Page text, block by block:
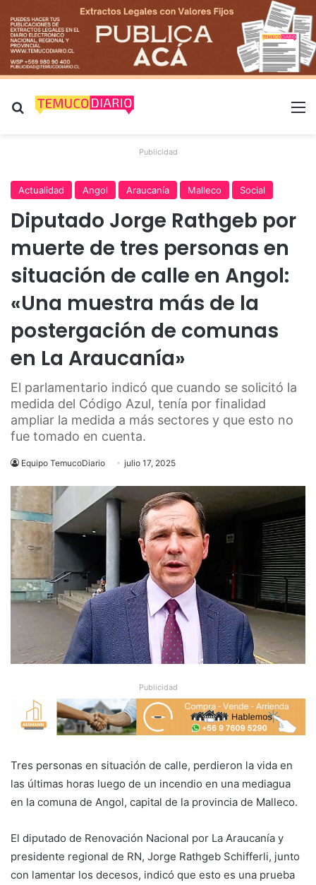
Buscar por
Publicidad
Actualidad Angol Araucanía Malleco Social
Diputado Jorge Rathgeb por
muerte de tres personas en
situación de calle en Angol:
«Una muestra más de la
postergación de comunas
en La Araucanía»
El parlamentario indicó que cuando se solicitó la
medida del Código Azul, tenía por finalidad
ampliar la medida a más sectores y que esto no
fue tomado en cuenta.
Equipo TemucoDiario julio 17, 2025
Publicidad
Tres personas en situación de calle, perdieron la vida en
las últimas horas luego de un incendio en una mediagua
en la comuna de Angol, capital de la provincia de Malleco.
El diputado de Renovación Nacional por La Araucanía y
presidente regional de RN, Jorge Rathgeb Schifferli, junto
con lamentar los decesos, indicó que esto es una prueba